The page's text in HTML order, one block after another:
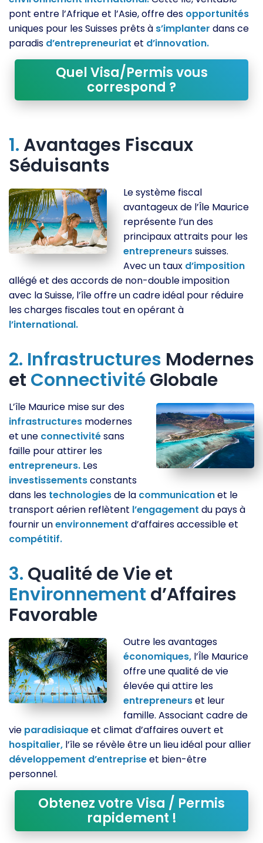
pont entre l’Afrique et l’Asie, offre des opportunités
uniques pour les Suisses prêts à s’implanter dans ce
paradis d’entrepreneuriat et d’innovation.
Quel Visa/Permis vous
correspond ?
1. Avantages Fiscaux
Séduisants
Le système fiscal
avantageux de l’Île Maurice
représente l’un des
principaux attraits pour les
entrepreneurssuisses.
Avec un taux d’imposition
allégé et des accords de non-double imposition
avec la Suisse, l’île offre un cadre idéal pour réduire
les charges fiscales tout en opérant à
l’international.
2. Infrastructures Modernes
et ConnectivitéGlobale
L’île Maurice mise sur des
infrastructures modernes
et une connectivitésans
faille pour attirer les
entrepreneurs. Les
investissementsconstants
dans les technologiesde la communicationet le
transport aérien reflètent l’engagement du pays à
fournir unenvironnement d’affaires accessible et
compétitif.
3. Qualité de Vie et
Environnement d’Affaires
Favorable
Outre les avantages
économiques, l’Île Maurice
offre une qualité de vie
élevée qui attire les
entrepreneurset leur
famille. Associant cadre de
vie paradisiaqueet climat d’affaires ouvert et
hospitalier, l’île se révèle être un lieu idéal pour allier
développement d’entrepriseet bien-être
personnel.
Obtenez votre Visa / Permis
rapidement !